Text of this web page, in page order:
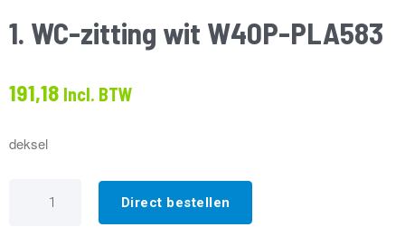
1. WC-zitting wit W40P-PLA583
191,18 Incl. BTW
deksel
Direct bestellen